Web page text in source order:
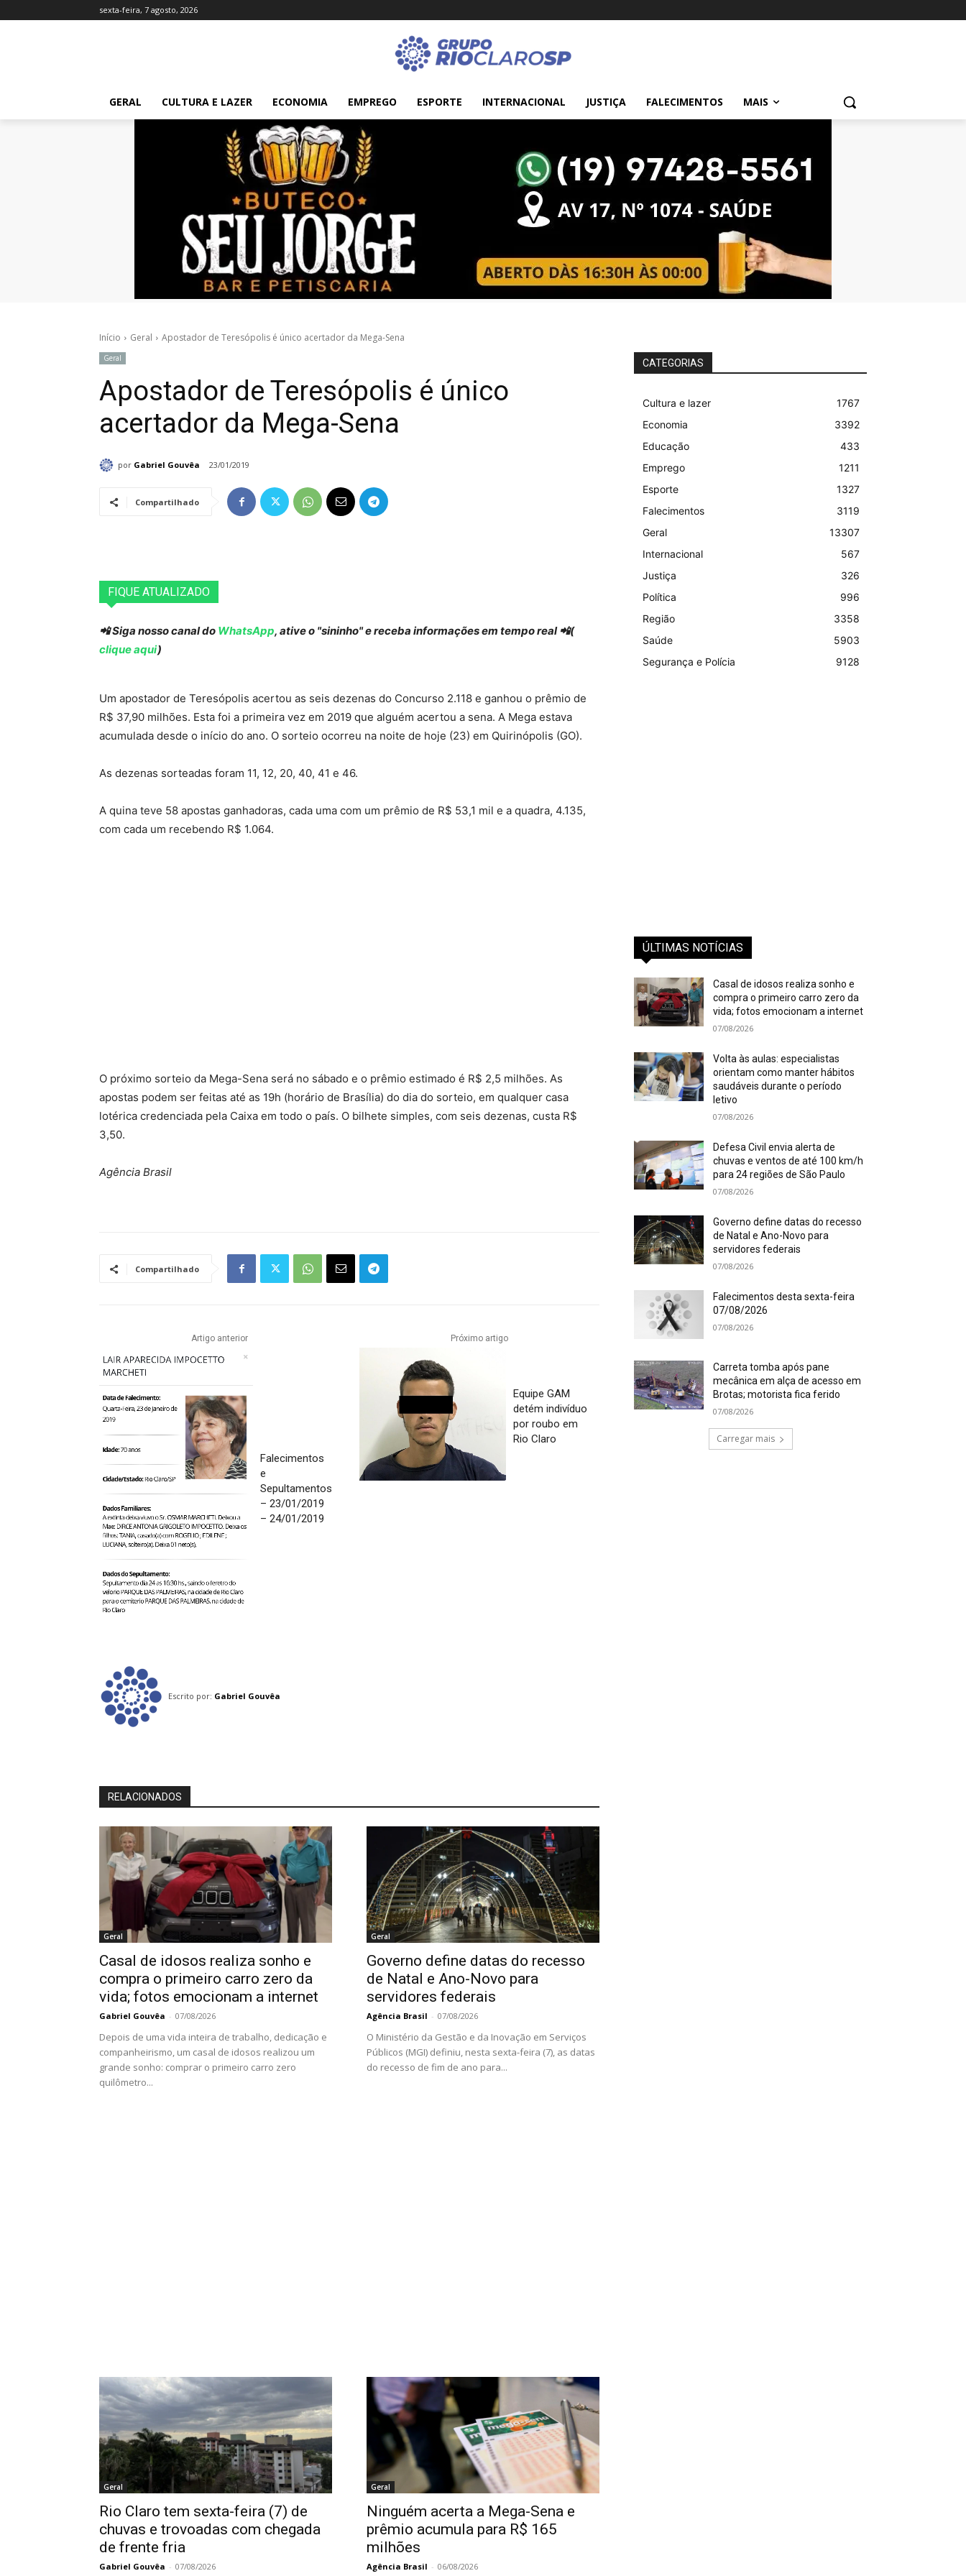
sexta-feira, 7 agosto, 2026
GERAL CULTURA E LAZER ECONOMIA EMPREGO ESPORTE INTERNACIONAL JUSTIÇA FALECIMENTOS MAIS
Início Geral Apostador de Teresópolis é único acertador da Mega-Sena
Geral
Apostador de Teresópolis é único
acertador da Mega-Sena
por Gabriel Gouvêa 23/01/2019
Compartilhado
FIQUE ATUALIZADO
📲 Siga nosso canal do WhatsApp, ative o "sininho" e receba informações em tempo real 📲(
clique aqui)
Um apostador de Teresópolis acertou as seis dezenas do Concurso 2.118 e ganhou o prêmio de
R$ 37,90 milhões. Esta foi a primeira vez em 2019 que alguém acertou a sena. A Mega estava
acumulada desde o início do ano. O sorteio ocorreu na noite de hoje (23) em Quirinópolis (GO).
As dezenas sorteadas foram 11, 12, 20, 40, 41 e 46.
A quina teve 58 apostas ganhadoras, cada uma com um prêmio de R$ 53,1 mil e a quadra, 4.135,
com cada um recebendo R$ 1.064.
O próximo sorteio da Mega-Sena será no sábado e o prêmio estimado é R$ 2,5 milhões. As
apostas podem ser feitas até as 19h (horário de Brasília) do dia do sorteio, em qualquer casa
lotérica credenciada pela Caixa em todo o país. O bilhete simples, com seis dezenas, custa R$
3,50.
Agência Brasil
Compartilhado
Artigo anterior
Falecimentos
e
Sepultamentos
– 23/01/2019
– 24/01/2019
Próximo artigo
Equipe GAM
detém indivíduo
por roubo em
Rio Claro
Escrito por: Gabriel Gouvêa
RELACIONADOS
Geral
Casal de idosos realiza sonho e
compra o primeiro carro zero da
vida; fotos emocionam a internet
Gabriel Gouvêa - 07/08/2026
Depois de uma vida inteira de trabalho, dedicação e
companheirismo, um casal de idosos realizou um
grande sonho: comprar o primeiro carro zero
quilômetro...
Geral
Governo define datas do recesso
de Natal e Ano-Novo para
servidores federais
Agência Brasil - 07/08/2026
O Ministério da Gestão e da Inovação em Serviços
Públicos (MGI) definiu, nesta sexta-feira (7), as datas
do recesso de fim de ano para...
Geral
Rio Claro tem sexta-feira (7) de
chuvas e trovoadas com chegada
de frente fria
Gabriel Gouvêa - 07/08/2026
Geral
Ninguém acerta a Mega-Sena e
prêmio acumula para R$ 165
milhões
Agência Brasil - 06/08/2026
CATEGORIAS
Cultura e lazer
1767
Economia
3392
Educação
433
Emprego
1211
Esporte
1327
Falecimentos
3119
Geral
13307
Internacional
567
Justiça
326
Política
996
Região
3358
Saúde
5903
Segurança e Polícia
9128
ÚLTIMAS NOTÍCIAS
Casal de idosos realiza sonho e
compra o primeiro carro zero da
vida; fotos emocionam a internet
07/08/2026
Volta às aulas: especialistas
orientam como manter hábitos
saudáveis durante o período
letivo
07/08/2026
Defesa Civil envia alerta de
chuvas e ventos de até 100 km/h
para 24 regiões de São Paulo
07/08/2026
Governo define datas do recesso
de Natal e Ano-Novo para
servidores federais
07/08/2026
Falecimentos desta sexta-feira
07/08/2026
07/08/2026
Carreta tomba após pane
mecânica em alça de acesso em
Brotas; motorista fica ferido
07/08/2026
Carregar mais